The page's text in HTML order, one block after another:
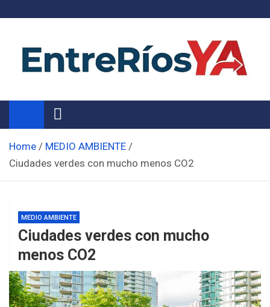
Noticias de Entre Ríos
Información de toda la provincia ahora
Home
MEDIO AMBIENTE
Ciudades verdes con mucho menos CO2
MEDIO AMBIENTE
Ciudades verdes con mucho
menos CO2